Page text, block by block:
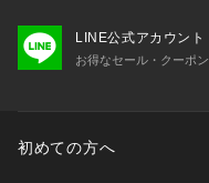
LINE公式アカウント
お得なセール・クーポ
初めての方へ